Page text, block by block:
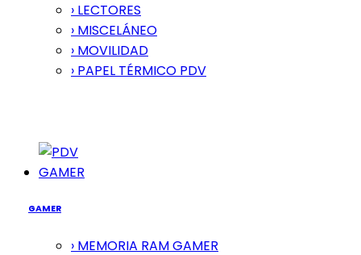
› LECTORES
› MISCELÁNEO
› MOVILIDAD
› PAPEL TÉRMICO PDV
GAMER
GAMER
› MEMORIA RAM GAMER